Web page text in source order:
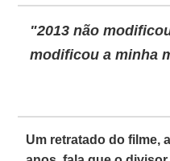
"2013 não
modificou a minha
Um retratado do filme,